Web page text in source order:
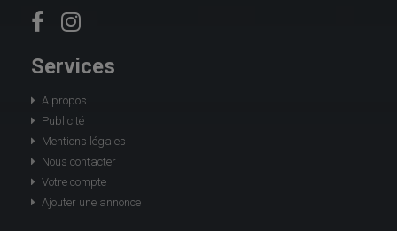
Services
A propos
Publicité
Mentions légales
Nous contacter
Votre compte
Ajouter une annonce